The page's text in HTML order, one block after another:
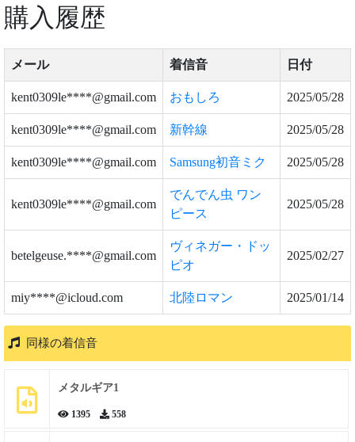
購入履歴
メール 着信音 日付
kent0309le****@gmail.com おもしろ 2025/05/28
kent0309le****@gmail.com 新幹線 2025/05/28
kent0309le****@gmail.com Samsung初音ミク 2025/05/28
kent0309le****@gmail.com
でんでん虫 ワン
ピース
2025/05/28
betelgeuse.****@gmail.com
ヴィネガー・ドッ
ピオ
2025/02/27
miy****@icloud.com 北陸ロマン 2025/01/14
同様の着信音
メタルギア1
1395 558